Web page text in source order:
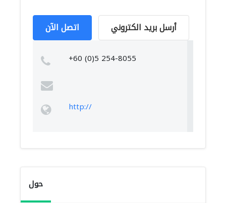
اتصل الآن أرسل بريد الكتروني
+60 (0)5 254-8055
http://
حول